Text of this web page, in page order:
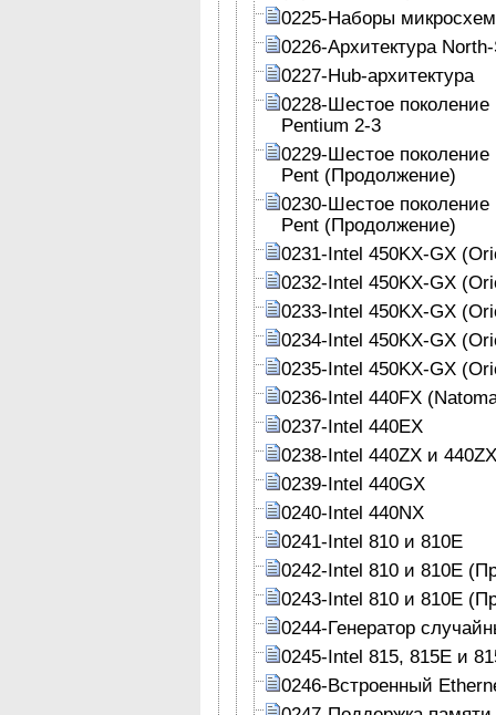
0225-Наборы
0226-Архитектура
0227-Hub-архитектура
0228-Шестое
Pentium 2-3
0229-Шестое
Pent (Продолжение)
0230-Шестое
Pent (Продолжение)
0231-Intel 450KX-GX
0232-Intel 450KX-GX
0233-Intel 450KX-GX
0234-Intel 450KX-GX
0235-Intel 450KX-GX
0236-Intel 440FX
0237-Intel 440EX
0238-Intel 440ZX и
0239-Intel 440GX
0240-Intel 440NX
0241-Intel 810 и 810Е
0242-Intel 810 и 810Е
0243-Intel 810 и 810Е
0244-Генератор
0245-Intel 815, 815Е и
0246-Встроенный